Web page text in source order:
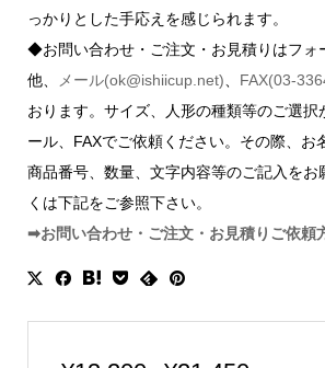
っかりとした手応えを感じられます。
◆お問い合わせ・ご注文・お見積りはフォ
他、
メール(ok@ishiicup.net) FAX(03-
おります。サイズ、人形の種類等のご選択
ール、FAXでご依頼ください。その際、お
商品番号、数量、文字内容等のご記入をお
くは下記をご参照下さい。
➡お問い合わせ・ご注文・お見積りご依頼
価